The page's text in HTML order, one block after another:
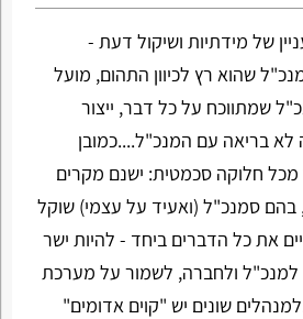
של מידתיות ושיקול דעת -
שהוא רץ לכיוון התהום, מועל
שמתווכח על כל דבר, ייצור
בריאה עם המנכ"ל....כמובן
מכל חלוקה סכמטית: ישנם מקרים
בהם סמנכ"ל (ואעיד על עצמי) שוקל
את כל הדברים ביחד - להיות ישר
למנכ"ל ולחברה, לשמור על מערכת
שונים יש "קוים אדומים"